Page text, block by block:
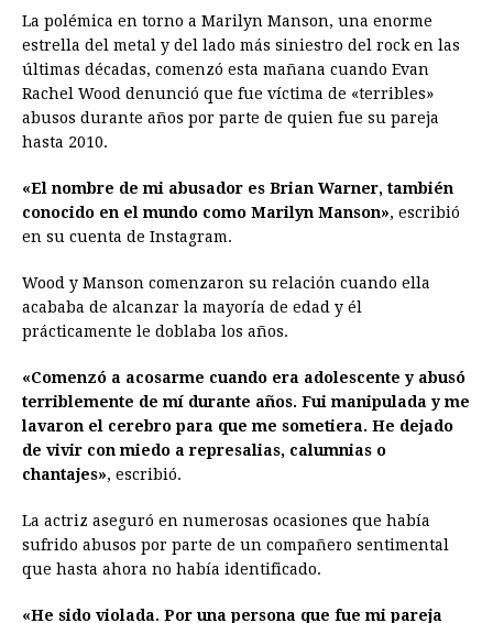
La polémica en torno a Marilyn Manson, una enorme
estrella del metal y del lado más siniestro del rock en las
últimas décadas, comenzó esta mañana cuando Evan
Rachel Wood denunció que fue víctima de «terribles»
abusos durante años por parte de quien fue su pareja
hasta 2010.
«El nombre de mi abusador es Brian Warner, también
conocido en el mundo como Marilyn Manson», escribió
en su cuenta de Instagram.
Wood y Manson comenzaron su relación cuando ella
acababa de alcanzar la mayoría de edad y él
prácticamente le doblaba los años.
«Comenzó a acosarme cuando era adolescente y abusó
terriblemente de mí durante años. Fui manipulada y me
lavaron el cerebro para que me sometiera. He dejado
de vivir con miedo a represalias, calumnias o
chantajes», escribió.
La actriz aseguró en numerosas ocasiones que había
sufrido abusos por parte de un compañero sentimental
que hasta ahora no había identificado.
«He sido violada. Por una persona que fue mi pareja